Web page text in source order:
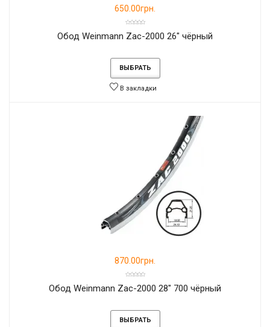
650.00грн.
Обод Weinmann Zac-2000 26" чёрный
ВЫБРАТЬ
В закладки
870.00грн.
Обод Weinmann Zac-2000 28" 700 чёрный
ВЫБРАТЬ